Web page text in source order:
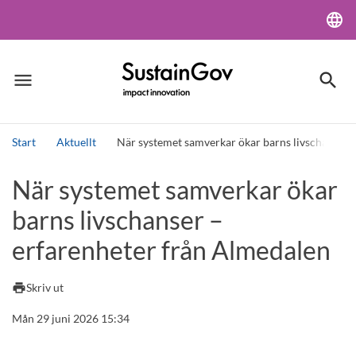
language
menu
Meny search
Sök
Start Aktuellt När systemet samverkar ökar barns
När systemet samverkar ökar
barns livschanser –
erfarenheter från Almedalen
printSkriv ut
Mån 29 juni 2026 15:34